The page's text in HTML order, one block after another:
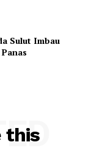
Sulut Imbau
this